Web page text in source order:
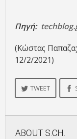
Πηγή:
(Κώστας
12/2/2021)
TWEET
ABOUT S.CH.